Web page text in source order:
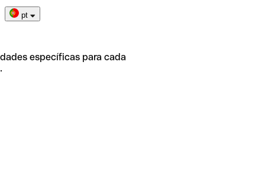
pt
específicas para cada